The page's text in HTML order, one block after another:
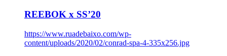
REEBOK x SS’20
https://www.ruadebaixo.com/wp-
content/uploads/2020/02/conrad-spa-4-335x256.jpg